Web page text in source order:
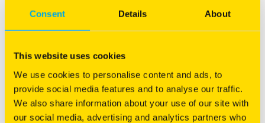
Consent Details About
This website uses cookies
We use cookies to personalise content and ads, to
provide social media features and to analyse our traffic.
We also share information about your use of our site with
our social media, advertising and analytics partners who
Razendsnelle ruwvoerproductie en groenbedekking
Tijdelijk grasland, 6 maanden tot 1 jaar
Ruime inzaaiperiode